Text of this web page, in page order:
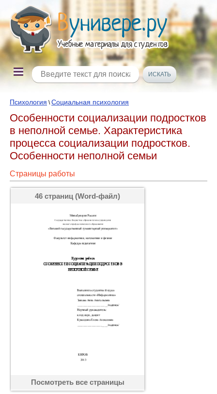
Психология \Социальная психология
Особенности социализации подростков
в неполной семье. Характеристика
процесса социализации подростков.
Особенности неполной семьи
Страницы работы
46 страниц (Word-файл)
Посмотреть все страницы